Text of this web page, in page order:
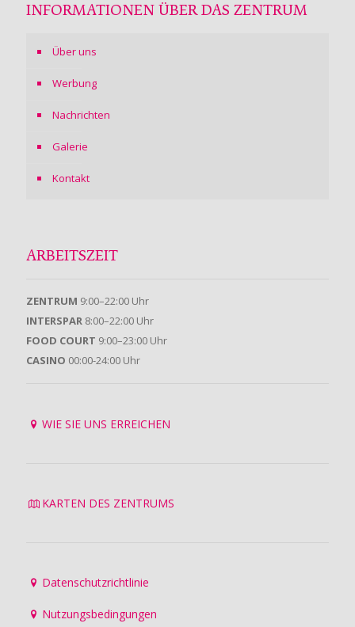
INFORMATIONEN ÜBER DAS ZENTRUM
Über uns
Werbung
Nachrichten
Galerie
Kontakt
ARBEITSZEIT
ZENTRUM 9:00–22:00 Uhr
INTERSPAR 8:00–22:00 Uhr
FOOD COURT 9:00–23:00 Uhr
CASINO 00:00-24:00 Uhr
WIE SIE UNS ERREICHEN
KARTEN DES ZENTRUMS
Datenschutzrichtlinie
Nutzungsbedingungen